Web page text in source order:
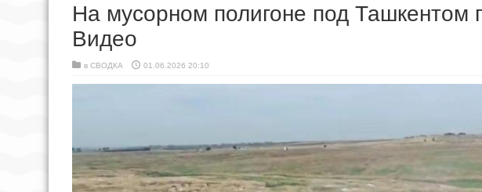
На мусорном полигоне под Ташкентом
Видео
в СВОДКА 01.06.2026 20:10